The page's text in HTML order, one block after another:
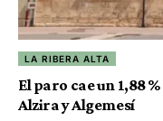
LA RIBERA ALTA
El paro cae un 1,88
Alzira y Algemesí